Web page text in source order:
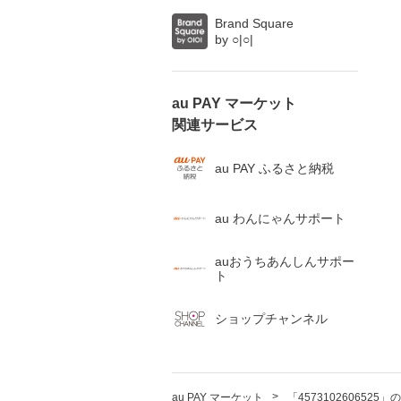
Brand Square
by ○|○|
au PAY マーケット
関連サービス
au PAY ふるさと納税
au わんにゃんサポート
auおうちあんしんサポー
ト
ショップチャンネル
au PAY マーケット > 「4573102606525」